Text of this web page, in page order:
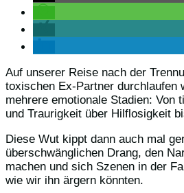
Auf unserer Reise nach der
toxischen Ex-Partner durchlaufen
mehrere emotionale Stadien: Von
und Traurigkeit über Hilflosigkeit
Diese Wut kippt dann auch mal
überschwänglichen Drang, den
machen und sich Szenen in der
wie wir ihn ärgern könnten.